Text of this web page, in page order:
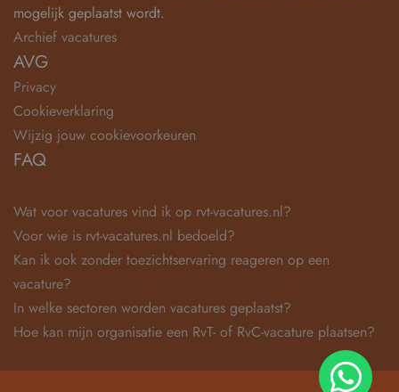
mogelijk geplaatst wordt.
Archief vacatures
AVG
Privacy
Cookieverklaring
Wijzig jouw cookievoorkeuren
FAQ
Wat voor vacatures vind ik op rvt-vacatures.nl?
Voor wie is rvt-vacatures.nl bedoeld?
Kan ik ook zonder toezichtservaring reageren op een
vacature?
In welke sectoren worden vacatures geplaatst?
Hoe kan mijn organisatie een RvT- of RvC-vacature plaatsen?